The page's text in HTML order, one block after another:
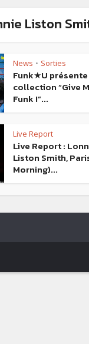
Liston
News • Sorties
Funk★U
collection “Give
Funk !”...
Live Report
Live Report :
Liston Smith,
Morning)...